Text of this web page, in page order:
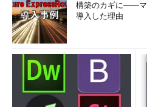
構築のカギに――マ
導入した理由